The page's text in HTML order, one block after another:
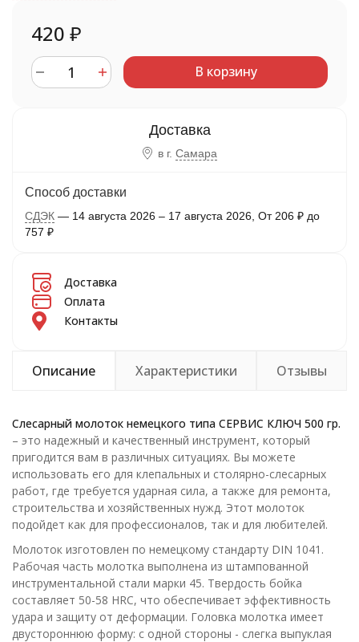
420 ₽
В корзину
в г. Самара
Способ доставки
СДЭК 14 августа 2026 – 17 августа 2026 От 206 ₽ до
757 ₽
Доставка
Оплата
Контакты
Описание Характеристики Отзывы
Слесарный молоток немецкого типа СЕРВИС КЛЮЧ 500 гр.
– это надежный и качественный инструмент, который
пригодится вам в различных ситуациях. Вы можете
использовать его для клепальных и столярно-слесарных
работ, где требуется ударная сила, а также для ремонта,
строительства и хозяйственных нужд. Этот молоток
подойдет как для профессионалов, так и для любителей.
Молоток изготовлен по немецкому стандарту DIN 1041.
Рабочая часть молотка выполнена из штампованной
инструментальной стали марки 45. Твердость бойка
составляет 50-58 HRC, что обеспечивает эффективность
удара и защиту от деформации. Головка молотка имеет
двустороннюю форму: с одной стороны - слегка выпуклая